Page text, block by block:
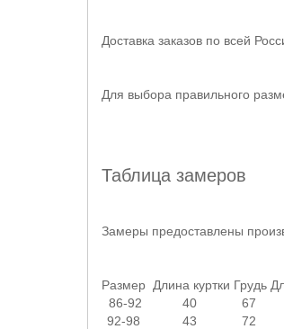
Доставка заказов по всей
Для выбора правильного
Таблица замеров
Замеры предоставлены
Размер Длина куртки Грудь
86-92
40 67
92-98
43 72